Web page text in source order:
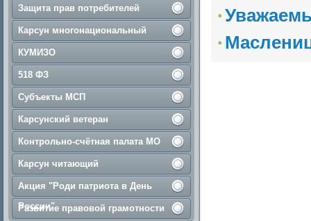
Защита прав потребителей
Карсун многонациональный
КУМИЗО
518 ФЗ
Субъекты МСП
Карсунский ветеран
Контрольно-счётная палата МО
Карсун читающий
Акция "Роди патриота в День
России"
Развитие правовой грамотности